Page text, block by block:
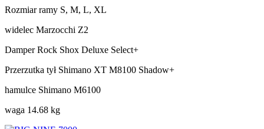
Rozmiar ramy S, M, L, XL
widelec Marzocchi Z2
Damper Rock Shox Deluxe Select+
Przerzutka tył Shimano XT M8100 Shadow+
hamulce Shimano M6100
waga 14.68 kg